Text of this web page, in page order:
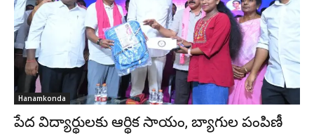
Hanamkonda
పేద విద్యార్థులకు ఆర్థిక సాయం, బ్యాగుల పంపిణీ